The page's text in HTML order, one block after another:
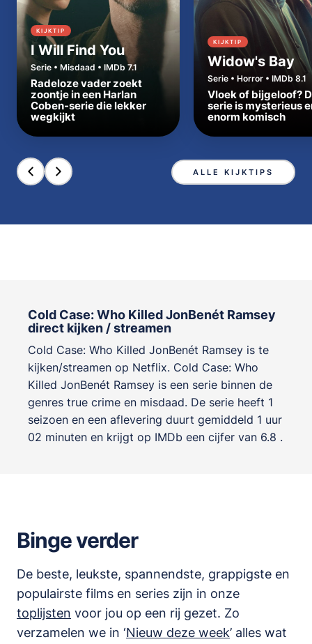
KIJKTIP
I Will Find You
Serie • Misdaad • IMDb 7.1
Radeloze vader zoekt
zoontje in een Harlan
Coben-serie die lekker
wegkijkt
KIJKTIP
Widow's Bay
Serie • Horror • IMDb 8.1
Vloek of bijgeloof?
serie is mysterieus
enorm komisch
ALLE KIJKTIPS
Cold Case: Who Killed JonBenét Ramsey
direct kijken / streamen
Cold Case: Who Killed JonBenét Ramsey is te
kijken/streamen op Netflix. Cold Case: Who
Killed JonBenét Ramsey is een serie binnen de
genres true crime en misdaad. De serie heeft 1
seizoen en een aflevering duurt gemiddeld 1 uur
02 minuten en krijgt op IMDb een cijfer van 6.8 .
Binge verder
De beste, leukste, spannendste, grappigste en
populairste films en series zijn in onze
toplijsten voor jou op een rij gezet. Zo
verzamelen we in ‘Nieuw deze week’ alles wat